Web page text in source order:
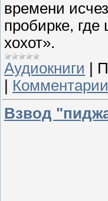
времени
пробирке,
хохот».
Аудиокниги |
|
Взвод